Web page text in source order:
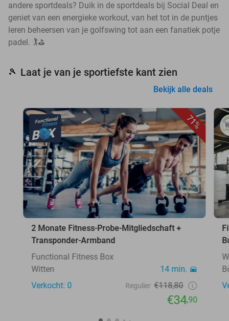
andere sportdeals? Duik in de sportdeals bij Social Deal en
geniet van een energieke workout, van het tot in de puntjes
leren beheersen van je golfswing tot aan een fanatiek potje
padel. 🏌️⛳
🎾 Laat je van je sportiefste kant zien
Bekijk alle deals
71%
2 Monate Fitness-Probe-Mitgliedschaft +
Transponder-Armband
Functional Fitness Box
Witten
14 min.
Verkocht: 0
Regulier €118,80
€34,90